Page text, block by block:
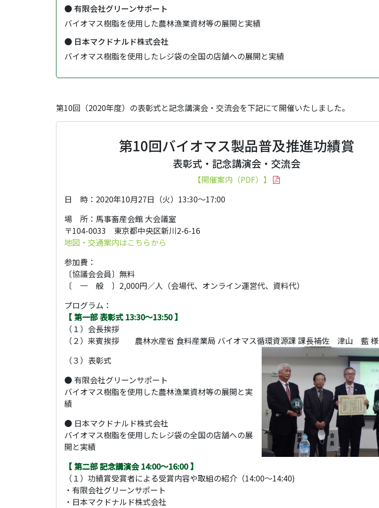
● 有限会社グリーンサポート
バイオマス樹脂を使用した農林漁業資材等の展開と実績
● 日本マクドナルド株式会社
バイオマス樹脂を使用したレジ袋の全国の店舗への展開と実績
第10回（2020年度）の表彰式と記念講演会・交流会を下記にて開催いたしました。
第10回バイオマス製品普及推進功績賞
表彰式・記念講演会・交流会
【開催案内（PDF）】
日 時：2020年10月27日（火）13:30～17:00
場 所：馬事畜産会館 大会議室
〒104-0033 東京都中央区新川2-6-16
地図・交通案内はこちらから
参加費：
〔協議会会員〕無料
〔 一 般 〕2,000円／人（会場代、オンライン運営代、資料代）
プログラム：
【 第一部 表彰式 13:30～13:50 】
（１）会長挨拶
（２）来賓挨拶 農林水産省 食料産業局 バイオマス循環資源課 課長補佐 津山 藍 様
（３）表彰式
● 有限会社グリーンサポート
バイオマス樹脂を使用した農林漁業資材等の展開と実
績
● 日本マクドナルド株式会社
バイオマス樹脂を使用したレジ袋の全国の店舗への展
開と実績
【 第二部 記念講演会 14:00～16:00 】
（１）功績賞受賞者による受賞内容や取組の紹介（14:00～14:40)
・有限会社グリーンサポート
・日本マクドナルド株式会社